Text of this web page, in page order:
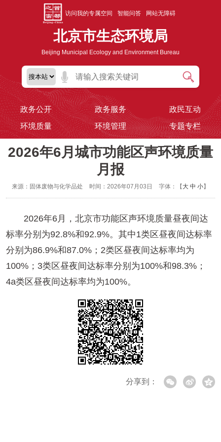
访问我的专属空间 智能问答 网站无障碍
北京市生态环境局
Beijing Municipal Ecology and Environment Bureau
政务公开 政务服务
政民互动
环境质量
环境管理 专题专栏
2026年6月城市功能区声环境质量
月报
来源：固体废物与化学品处 时间：2026年07月03日 字体：【 大 中 小】
2026年6月，北京市功能区声环境质量昼夜间达
标率分别为92.8%和92.9%。其中1类区昼夜间达标率
分别为86.9%和87.0%；2类区昼夜间达标率均为
100%；3类区昼夜间达标率分别为100%和98.3%；
4a类区昼夜间达标率均为100%。
分享到：